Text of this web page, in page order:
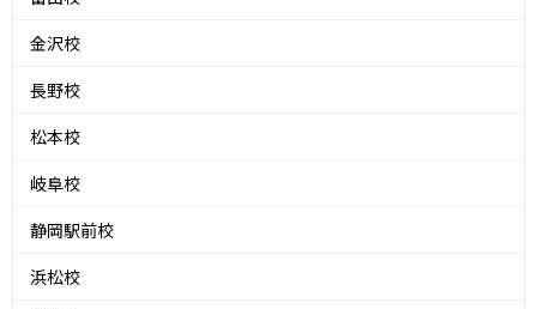
金沢校
長野校
松本校
岐阜校
静岡駅前校
浜松校